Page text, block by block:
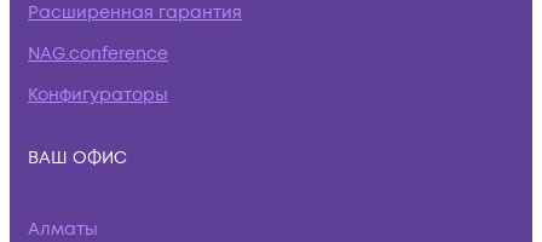
Расширенная гарантия
NAG.conference
Конфигураторы
ВАШ ОФИС
Алматы